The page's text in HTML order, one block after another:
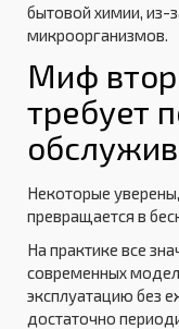
бытовой химии, из-
микроорганизмов.
Миф
требует
Некоторые
превращается в
На практике все
современных
эксплуатацию без
достаточно